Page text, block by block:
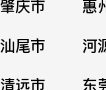
肇庆市
惠
汕尾市
河
清远市
东